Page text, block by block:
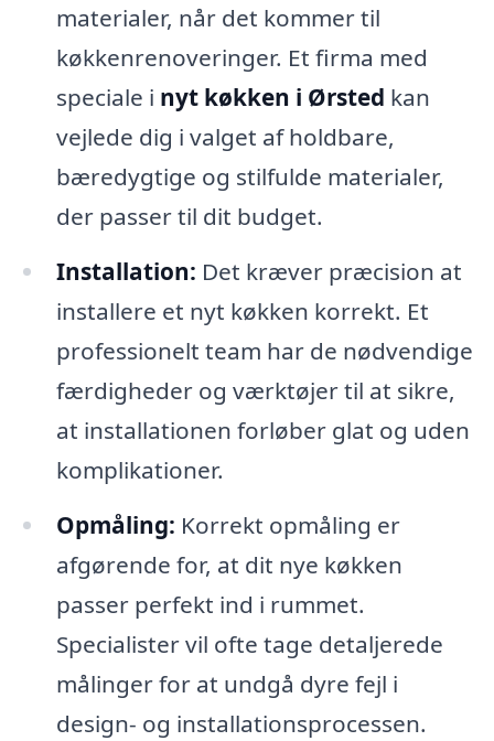
materialer, når det kommer til
køkkenrenoveringer. Et firma med
speciale i nyt køkken i Ørsted kan
vejlede dig i valget af holdbare,
bæredygtige og stilfulde materialer,
der passer til dit budget.
Installation: Det kræver præcision at
installere et nyt køkken korrekt. Et
professionelt team har de nødvendige
færdigheder og værktøjer til at sikre,
at installationen forløber glat og uden
komplikationer.
Opmåling: Korrekt opmåling er
afgørende for, at dit nye køkken
passer perfekt ind i rummet.
Specialister vil ofte tage detaljerede
målinger for at undgå dyre fejl i
design- og installationsprocessen.